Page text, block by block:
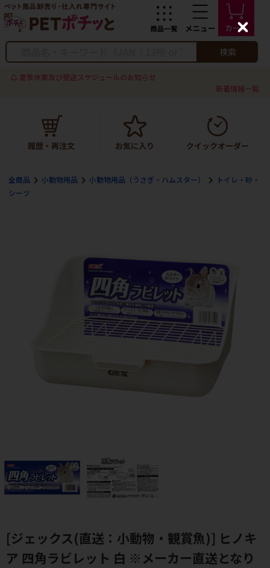
検索
夏季休業及び発送スケジュールのお知らせ
新着情報一覧
全商品 小動物用品 小動物用品（うさぎ・ハムスター）
トイレ・砂・
シーツ
[ジェックス(直送：小動物・観賞魚)] ヒノキ
ア 四角ラビレット 白 ※メーカー直送となり
C
l
s